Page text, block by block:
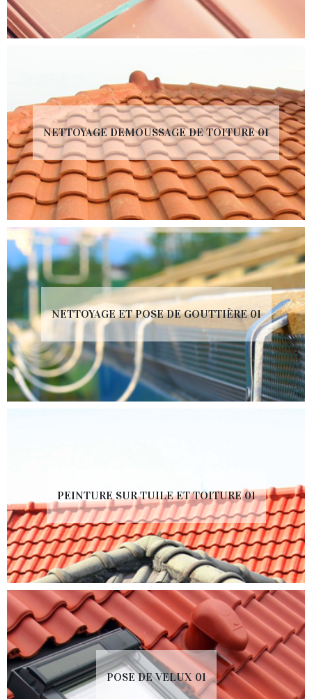
NETTOYAGE DEMOUSSAGE DE TOITURE 01
NETTOYAGE ET POSE DE GOUTTIÈRE 01
PEINTURE SUR TUILE ET TOITURE 01
POSE DE VELUX 01